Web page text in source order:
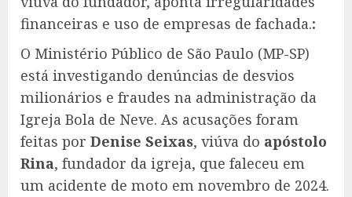
financeiras e uso de empresas de fachada.:
O Ministério Público de São Paulo (MP-SP)
está investigando denúncias de desvios
milionários e fraudes na administração da
Igreja Bola de Neve. As acusações foram
feitas por Denise Seixas, viúva do apóstolo
Rina, fundador da igreja, que faleceu em
um acidente de moto em novembro de 2024.